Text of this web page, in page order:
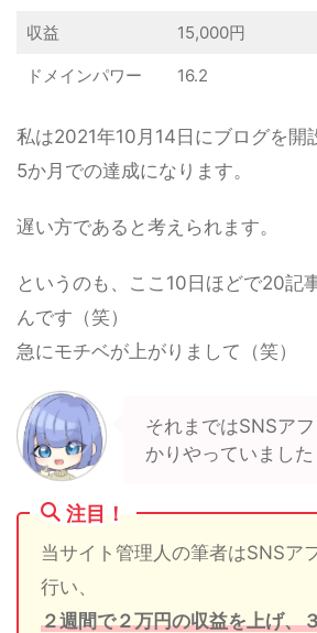
収益 15,000円
ドメインパワー 16.2
私は2021年10月14日にブログを開
5か月での達成になります。
遅い方であると考えられます。
というのも、ここ10日ほどで20記
んです（笑）
急にモチベが上がりまして（笑）
それまではSNSア
かりやっていました
注目！
当サイト管理人の筆者はSNSア
行い、
２週間で２万円の収益を上げ、